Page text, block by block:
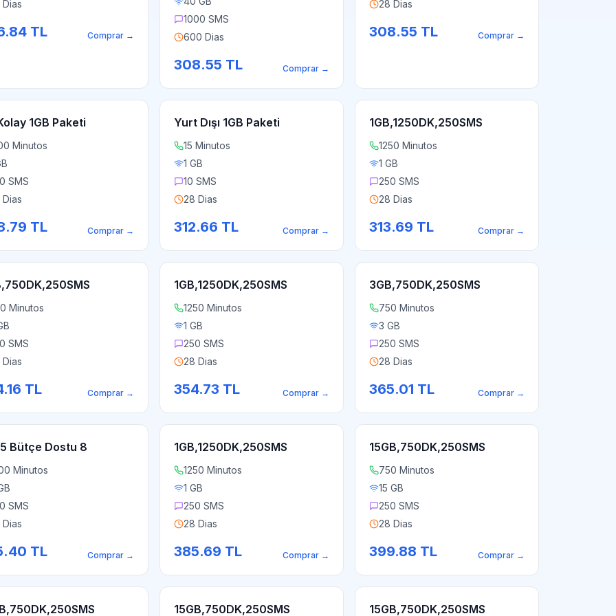
TL Comprar →
1000 SMS
600 Dias
308.55 TL Comprar →
28 Dias
308.55 TL Comprar →
1GB Paketi
Minutos
SMS
TL Comprar →
Yurt Dışı 1GB Paketi
15 Minutos
1 GB
10 SMS
28 Dias
312.66 TL Comprar →
1GB,1250DK,250SMS
1250 Minutos
1 GB
250 SMS
28 Dias
313.69 TL Comprar →
Minutos
SMS
TL Comprar →
1GB,1250DK,250SMS
1250 Minutos
1 GB
250 SMS
28 Dias
354.73 TL Comprar →
3GB,750DK,250SMS
750 Minutos
3 GB
250 SMS
28 Dias
365.01 TL Comprar →
Bütçe Dostu 8
Minutos
SMS
TL Comprar →
1GB,1250DK,250SMS
1250 Minutos
1 GB
250 SMS
28 Dias
385.69 TL Comprar →
15GB,750DK,250SMS
750 Minutos
15 GB
250 SMS
28 Dias
399.88 TL Comprar →
15GB,750DK,250SMS 15GB,750DK,250SMS